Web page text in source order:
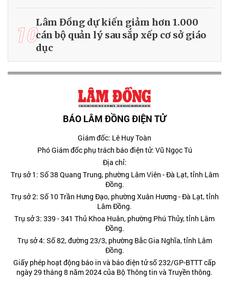
10Lâm Đồng dự kiến giảm hơn 1.000
cán bộ quản lý sau sắp xếp cơ sở giáo
dục
BÁO LÂM ĐỒNG ĐIỆN TỬ
Giám đốc: Lê Huy Toàn
Phó Giám đốc phụ trách báo điện tử: Vũ Ngọc Tú
Địa chỉ:
Trụ sở 1: Số 38 Quang Trung, phường Lâm Viên - Đà Lạt, tỉnh Lâm
Đồng.
Trụ sở 2: Số 10 Trần Hưng Đạo, phường Xuân Hương - Đà Lạt, tỉnh
Lâm Đồng.
Trụ sở 3: 339 - 341 Thủ Khoa Huân, phường Phú Thủy, tỉnh Lâm
Đồng.
Trụ sở 4: Số 82, đường 23/3, phường Bắc Gia Nghĩa, tỉnh Lâm
Đồng.
Giấy phép hoạt động báo in và báo điện tử số 232/GP-BTTT cấp
ngày 29 tháng 8 năm 2024 của Bộ Thông tin và Truyền thông.